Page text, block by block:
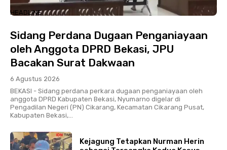
HEADLINE
Sidang Perdana Dugaan Penganiayaan
oleh Anggota DPRD Bekasi, JPU
Bacakan Surat Dakwaan
6 Agustus 2026
BEKASI - Sidang perdana perkara dugaan penganiayaan oleh
anggota DPRD Kabupaten Bekasi, Nyumarno digelar di
Pengadilan Negeri (PN) Cikarang, Kecamatan Cikarang Pusat,
Kabupaten Bekasi,...
Kejagung Tetapkan Nurman Herin